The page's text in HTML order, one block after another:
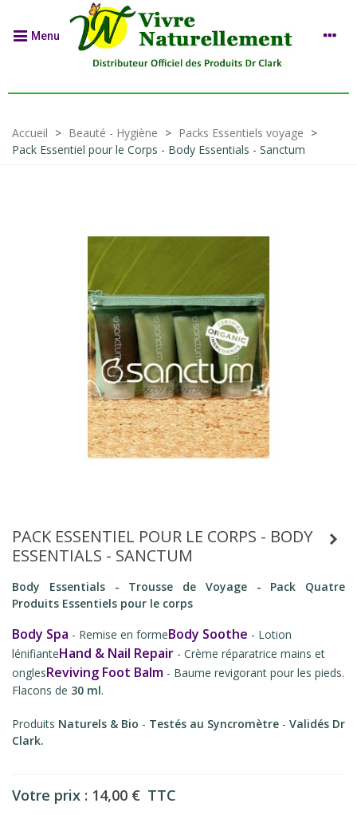
Menu
Accueil > Beauté - Hygiène > Packs Essentiels voyage >
Pack Essentiel pour le Corps - Body Essentials - Sanctum
PACK ESSENTIEL POUR LE CORPS - BODY
ESSENTIALS - SANCTUM
Body Essentials - Trousse de Voyage - Pack Quatre
Produits Essentiels pour le corps
Body Spa - Remise en formeBody Soothe - Lotion
lénifianteHand & Nail Repair - Crème réparatrice mains et
onglesReviving Foot Balm - Baume revigorant pour les pieds.
Flacons de 30 ml.
Produits Naturels & Bio - Testés au Syncromètre - Validés Dr
Clark.
Votre prix : 14,00 € TTC